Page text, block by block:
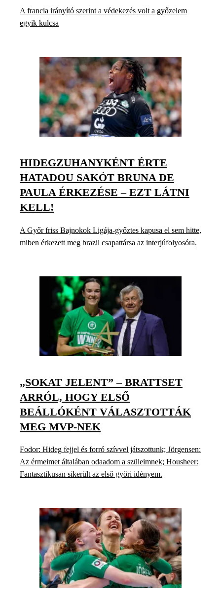
A francia irányító szerint a védekezés volt a győzelem
egyik kulcsa
HIDEGZUHANYKÉNT ÉRTE
HATADOU SAKÓT BRUNA DE
PAULA ÉRKEZÉSE – EZT LÁTNI
KELL!
A Győr friss Bajnokok Ligája-győztes kapusa el sem hitte,
miben érkezett meg brazil csapattársa az interjúfolyosóra.
„SOKAT JELENT” – BRATTSET
ARRÓL, HOGY ELSŐ
BEÁLLÓKÉNT VÁLASZTOTTÁK
MEG MVP-NEK
Fodor: Hideg fejjel és forró szívvel játszottunk; Jörgensen:
Az érmeimet általában odaadom a szüleimnek; Housheer:
Fantasztikusan sikerült az első győri idényem.